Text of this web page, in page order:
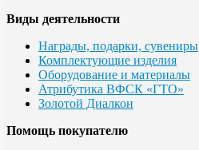
Виды деятельности
Награды, подарки, сувениры
Комплектующие изделия
Оборудование и материалы
Атрибутика ВФСК «ГТО»
Золотой Диалкон
Помощь покупателю